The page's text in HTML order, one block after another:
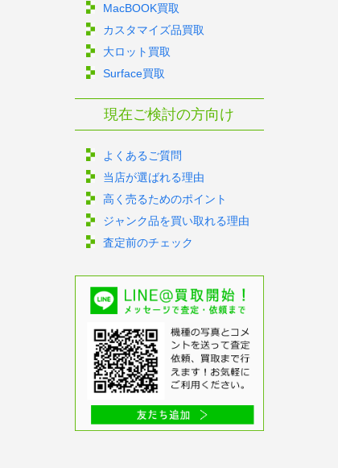
MacBOOK買取
カスタマイズ品買取
大ロット買取
Surface買取
現在ご検討の方向け
よくあるご質問
当店が選ばれる理由
高く売るためのポイント
ジャンク品を買い取れる理由
査定前のチェック